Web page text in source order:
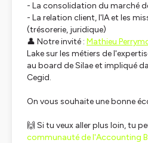
- La consolidation du marché
- La relation client, l'IA et les
(trésorerie, juridique)
👤 Notre invité : Mathieu
Lake sur les métiers de
au board de Silae et impliqué
Cegid.
On vous souhaite une bonne
🙌 Si tu veux aller plus loin, tu
communauté de l'Accounting